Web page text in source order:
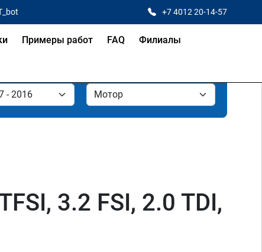
+7 4012 20-14-57
Примеры работ FAQ Филиалы
3.2 FSI, 2.0 TDI,